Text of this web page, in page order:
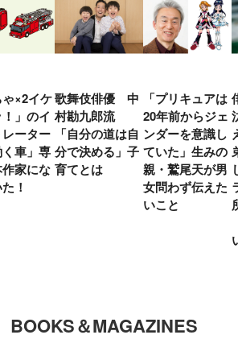
ゃ×2イケ
」のイ
ーター
車」専
家にな
！
歌舞伎俳優 中
村勘九郎流
「自分の道は自
分で決める」子
育てとは
「プリキュアは
20年前からジェ
ンダーを意識し
ていた」生みの
親・鷲尾天が男
女問わず伝えた
いこと
＆MAGAZINES